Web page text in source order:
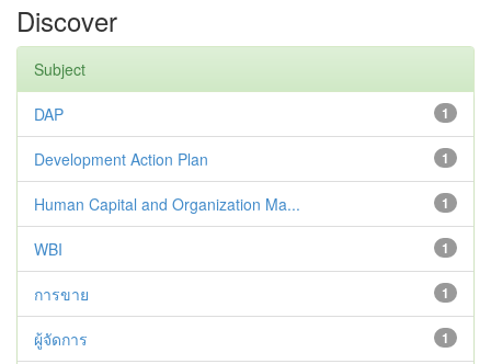
Discover
Subject
1
DAP
1
Development Action Plan
1
Human Capital and Organization Ma...
1
WBI
1
การขาย
1
ผู้จัดการ